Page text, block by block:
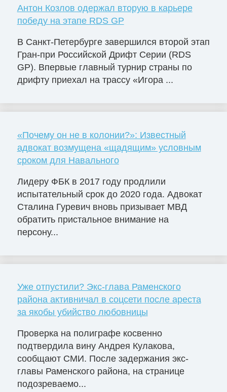
Антон Козлов одержал вторую в карьере
победу на этапе RDS GP
В Санкт-Петербурге завершился второй этап
Гран-при Российской Дрифт Серии (RDS
GP). Впервые главный турнир страны по
дрифту приехал на трассу «Игора ...
«Почему он не в колонии?»: Известный
адвокат возмущена «щадящим» условным
сроком для Навального
Лидеру ФБК в 2017 году продлили
испытательный срок до 2020 года. Адвокат
Сталина Гуревич вновь призывает МВД
обратить пристальное внимание на
персону...
Уже отпустили? Экс-глава Раменского
района активничал в соцсети после ареста
за якобы убийство любовницы
Проверка на полиграфе косвенно
подтвердила вину Андрея Кулакова,
сообщают СМИ. После задержания экс-
главы Раменского района, на странице
подозреваемо...